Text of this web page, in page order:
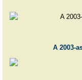
A 2003-